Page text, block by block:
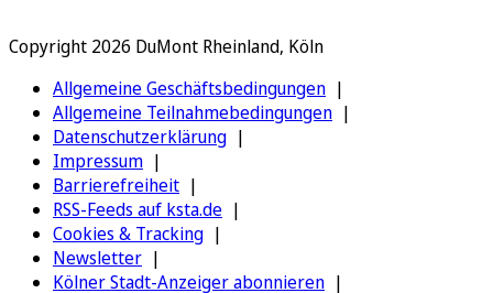
Copyright 2026 DuMont Rheinland, Köln
Allgemeine Geschäftsbedingungen
Allgemeine Teilnahmebedingungen
Datenschutzerklärung
Impressum
Barrierefreiheit
RSS-Feeds auf ksta.de
Cookies & Tracking
Newsletter
Kölner Stadt-Anzeiger abonnieren